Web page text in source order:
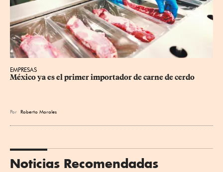
EMPRESAS
México ya es el primer importador de carne de cerdo
Por Roberto Morales
Noticias Recomendadas